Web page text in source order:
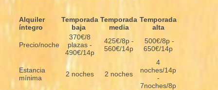
Alquiler
íntegro
Temporada
baja
Temporada
media
Temporada
alta
Precio/noche
370€/8
plazas -
490€/14p
425€/8p -
560€/14p
500€/8p -
650€/14p
Estancia
mínima
2 noches 2 noches
4
noches/14p
-
7noches/8p